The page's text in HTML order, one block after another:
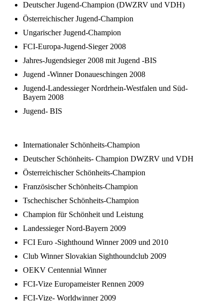
Deutscher Jugend-Champion (DWZRV und VDH)
Österreichischer Jugend-Champion
Ungarischer Jugend-Champion
FCI-Europa-Jugend-Sieger 2008
Jahres-Jugendsieger 2008 mit Jugend -BIS
Jugend -Winner Donaueschingen 2008
Jugend-Landessieger Nordrhein-Westfalen und Süd-
Bayern 2008
Jugend- BIS
Internationaler Schönheits-Champion
Deutscher Schönheits- Champion DWZRV und VDH
Österreichischer Schönheits-Champion
Französischer Schönheits-Champion
Tschechischer Schönheits-Champion
Champion für Schönheit und Leistung
Landessieger Nord-Bayern 2009
FCI Euro -Sighthound Winner 2009 und 2010
Club Winner Slovakian Sighthoundclub 2009
OEKV Centennial Winner
FCI-Vize Europameister Rennen 2009
FCI-Vize- Worldwinner 2009